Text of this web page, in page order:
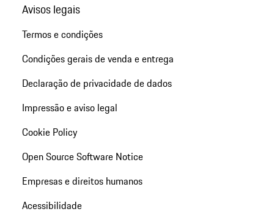
Avisos legais
Termos e condições
Condições gerais de venda e entrega
Declaração de privacidade de dados
Impressão e aviso legal
Cookie Policy
Open Source Software Notice
Empresas e direitos humanos
Acessibilidade